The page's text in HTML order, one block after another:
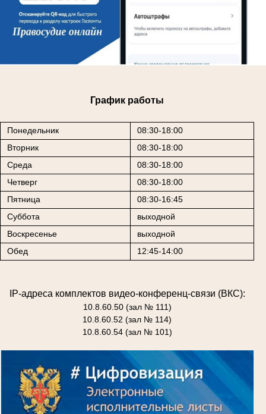
График работы
Понедельник
08:30-18:00
Вторник
08:30-18:00
Среда
08:30-18:00
Четверг
08:30-18:00
Пятница
08:30-16:45
Суббота
выходной
Воскресенье
выходной
Обед
12:45-14:00
IP-адреса комплектов видео-конференц-связи (ВКС):
10.8.60.50 (зал № 111)
10.8.60.52 (зал № 114)
10.8.60.54 (зал № 101)